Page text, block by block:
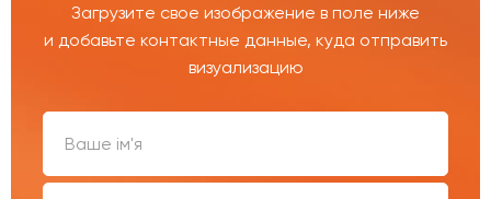
Загрузите свое изображение в поле ниже
и добавьте контактные данные, куда отправить
визуализацию